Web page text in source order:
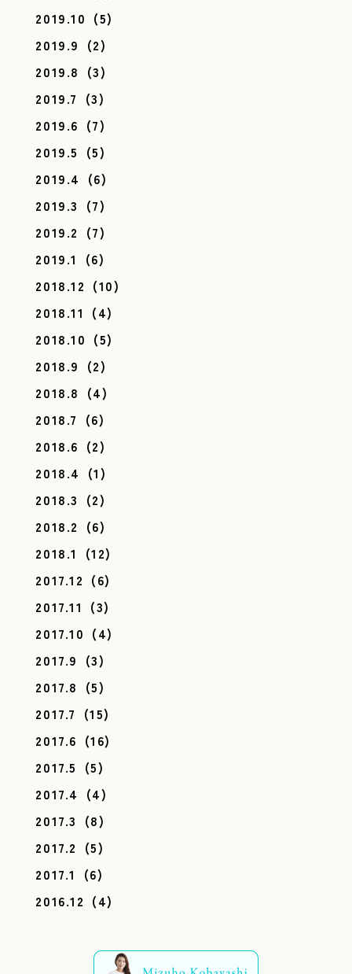
2019.10 (5)
2019.9 (2)
2019.8 (3)
2019.7 (3)
2019.6 (7)
2019.5 (5)
2019.4 (6)
2019.3 (7)
2019.2 (7)
2019.1
(6)
2018.12 (10)
2018.11 (4)
2018.10 (5)
2018.9 (2)
2018.8 (4)
2018.7 (6)
2018.6 (2)
2018.4 (1)
2018.3 (2)
2018.2 (6)
2018.1
(12)
2017.12 (6)
2017.11 (3)
2017.10 (4)
2017.9 (3)
2017.8 (5)
2017.7 (15)
2017.6 (16)
2017.5 (5)
2017.4 (4)
2017.3 (8)
2017.2 (5)
2017.1
(6)
2016.12 (4)